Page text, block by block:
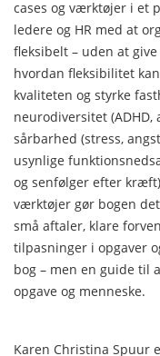
cases og værktøjer i et
ledere og HR med at
fleksibelt – uden at
hvordan fleksibilitet
kvaliteten og styrke
neurodiversitet (ADHD,
sårbarhed (stress,
usynlige
og senfølger efter
værktøjer gør bogen
små aftaler, klare
tilpasninger i opgaver
bog – men en guide til
opgave og menneske.
Karen Christina Spuur